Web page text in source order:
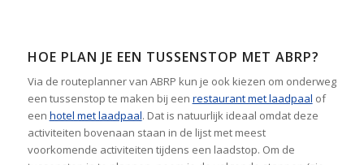
HOE PLAN JE EEN TUSSENSTOP MET ABRP?
Via de routeplanner van ABRP kun je ook kiezen om onderweg
een tussenstop te maken bij een restaurant met laadpaal of
een hotel met laadpaal. Dat is natuurlijk ideaal omdat deze
activiteiten bovenaan staan in de lijst met meest
voorkomende activiteiten tijdens een laadstop. Om de